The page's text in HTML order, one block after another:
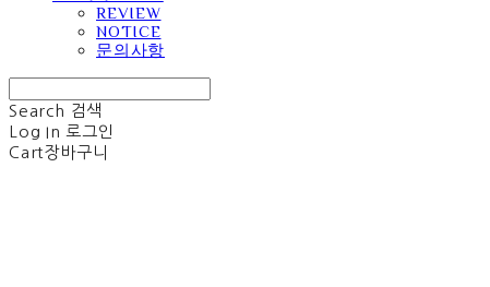
REVIEW
NOTICE
문의사항
Search 검색
Log In 로그인
Cart장바구니